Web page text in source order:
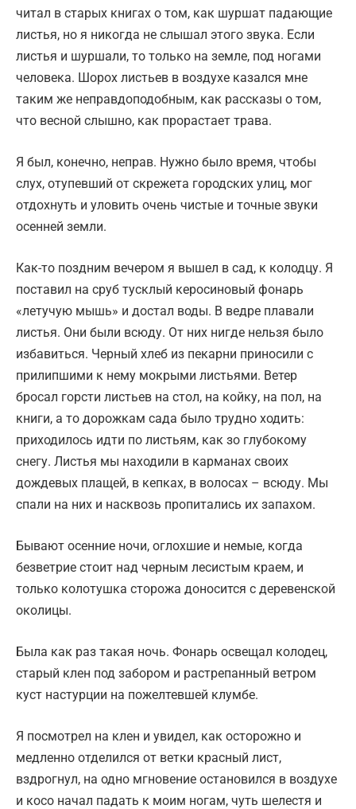
читал в старых книгах о том, как шуршат падающие
листья, но я никогда не слышал этого звука. Если
листья и шуршали, то только на земле, под ногами
человека. Шорох листьев в воздухе казался мне
таким же неправдоподобным, как рассказы о том,
что весной слышно, как прорастает трава.
Я был, конечно, неправ. Нужно было время, чтобы
слух, отупевший от скрежета городских улиц, мог
отдохнуть и уловить очень чистые и точные звуки
осенней земли.
Как-то поздним вечером я вышел в сад, к колодцу. Я
поставил на сруб тусклый керосиновый фонарь
«летучую мышь» и достал воды. В ведре плавали
листья. Они были всюду. От них нигде нельзя было
избавиться. Черный хлеб из пекарни приносили с
прилипшими к нему мокрыми листьями. Ветер
бросал горсти листьев на стол, на койку, на пол, на
книги, а то дорожкам сада было трудно ходить:
приходилось идти по листьям, как зо глубокому
снегу. Листья мы находили в карманах своих
дождевых плащей, в кепках, в волосах – всюду. Мы
спали на них и насквозь пропитались их запахом.
Бывают осенние ночи, оглохшие и немые, когда
безветрие стоит над черным лесистым краем, и
только колотушка сторожа доносится с деревенской
околицы.
Была как раз такая ночь. Фонарь освещал колодец,
старый клен под забором и растрепанный ветром
куст настурции на пожелтевшей клумбе.
Я посмотрел на клен и увидел, как осторожно и
медленно отделился от ветки красный лист,
вздрогнул, на одно мгновение остановился в воздухе
и косо начал падать к моим ногам, чуть шелестя и